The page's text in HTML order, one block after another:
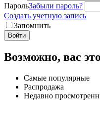
ПарольЗабыли пароль?
Создать учетную запись
Запомнить
Войти
Возможно, вас
Самые популярные
Распродажа
Недавно